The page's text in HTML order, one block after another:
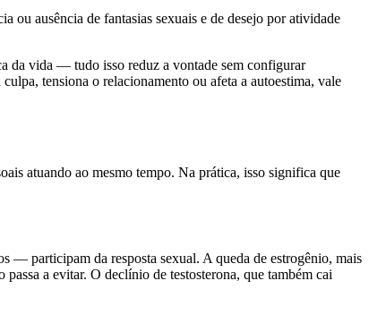
ausência de fantasias sexuais e de desejo por atividade
da vida — tudo isso reduz a vontade sem configurar
tensiona o relacionamento ou afeta a autoestima, vale
atuando ao mesmo tempo. Na prática, isso significa que
— participam da resposta sexual. A queda de estrogênio, mais
a evitar. O declínio de testosterona, que também cai